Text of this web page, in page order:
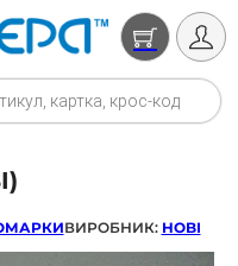
ВИРОБНИК: HOBI